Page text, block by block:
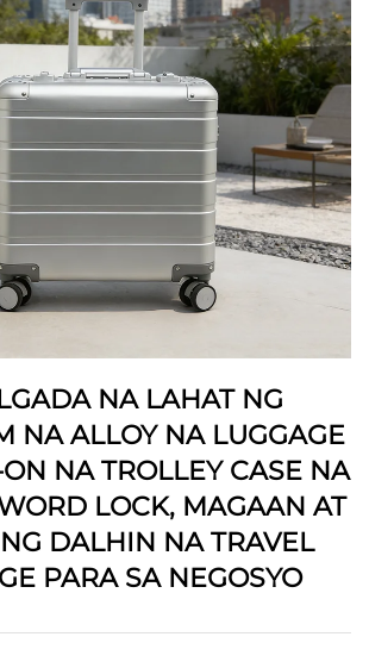
NA LAHAT NG
NA ALLOY NA LUGGAGE
NA TROLLEY CASE NA
LOCK, MAGAAN AT
DALHIN NA TRAVEL
PARA SA NEGOSYO